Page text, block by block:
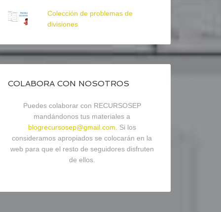
Colección de problemas de
divisiones
COLABORA CON NOSOTROS
Puedes colaborar con RECURSOSEP
mandándonos tus materiales a
blogrecursosep@gmail.com . Si los
consideramos apropiados se colocarán en la
web para que el resto de seguidores disfruten
de ellos.